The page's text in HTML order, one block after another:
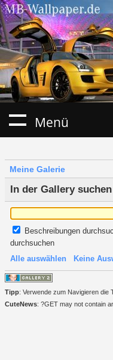
Menü
Meine Galerie
In der Gallery suchen
Beschreibungen
durchsuchen
Alle auswählen
Keine
Tipp: Verwende zum Navigieren die
CuteNews: ?GET may not contain